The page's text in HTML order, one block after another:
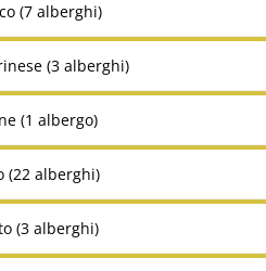
(7 alberghi)
(3 alberghi)
(1 albergo)
(22 alberghi)
(3 alberghi)